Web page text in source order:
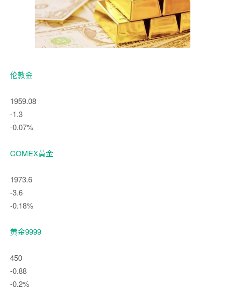
伦敦金
1959.08
-1.3
-0.07%
COMEX黄金
1973.6
-3.6
-0.18%
黄金9999
450
-0.88
-0.2%